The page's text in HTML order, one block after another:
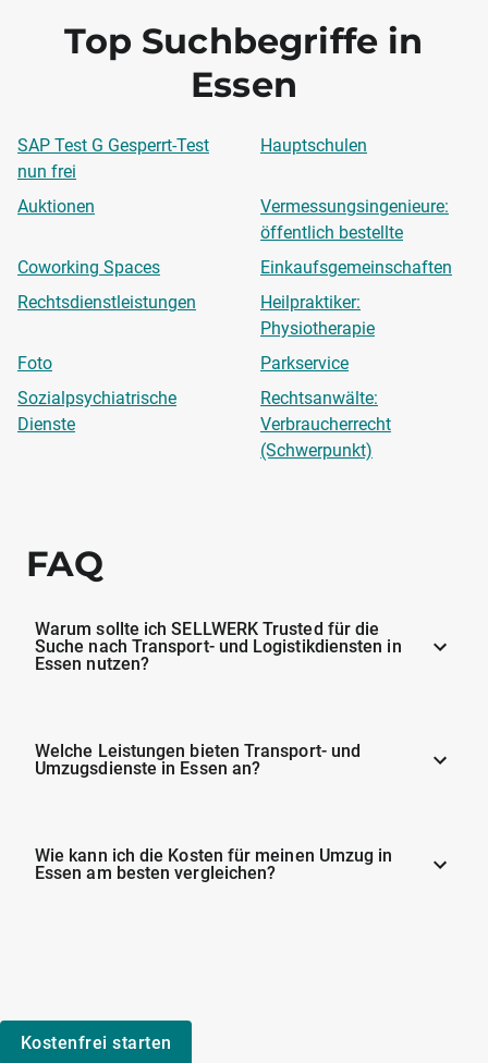
Top Suchbegriffe in
Essen
SAP Test G Gesperrt-Test
nun frei
Hauptschulen
Auktionen
Vermessungsingenieure:
öffentlich bestellte
Coworking Spaces
Einkaufsgemeinschaften
Rechtsdienstleistungen
Heilpraktiker:
Physiotherapie
Foto
Parkservice
Sozialpsychiatrische
Dienste
Rechtsanwälte:
Verbraucherrecht
(Schwerpunkt)
FAQ
Warum sollte ich SELLWERK Trusted für die
Suche nach Transport- und Logistikdiensten in
Essen nutzen?
Welche Leistungen bieten Transport- und
Umzugsdienste in Essen an?
Wie kann ich die Kosten für meinen Umzug in
Essen am besten vergleichen?
Kostenfrei starten